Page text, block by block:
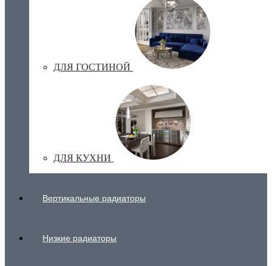
ДЛЯ ГОСТИНОЙ
ДЛЯ КУХНИ
Вертикальные радиаторы
Низкие радиаторы